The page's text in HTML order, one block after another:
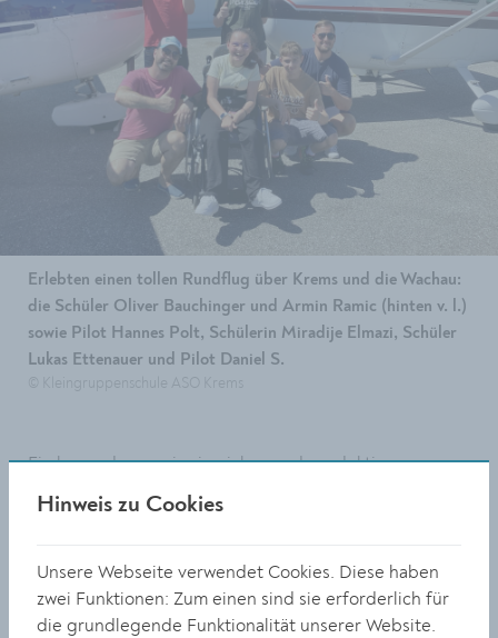
Erlebten einen tollen Rundflug über Krems und die Wachau:
die Schüler Oliver Bauchinger und Armin Ramic (hinten v. l.)
sowie Pilot Hannes Polt, Schülerin Miradije Elmazi, Schüler
Lukas Ettenauer und Pilot Daniel S.
Ein besonders ereignisreiches und produktives
Schuljahr liegt hinter der Gruppe der
Berufsorientierungs-Werkstätte der
Engagement und viel Einsatzfreude arbeiteten die
Schüler:innen an verschiedenen Projekten und boten
dabei eine Vielzahl selbst gestalteter Produkte an.
Hinweis zu Cookies
Unsere Webseite verwendet Cookies. Diese haben
zwei Funktionen: Zum einen sind sie erforderlich für
die grundlegende Funktionalität unserer Website.